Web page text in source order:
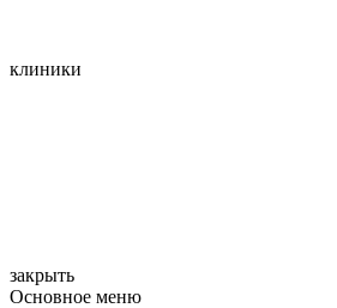
клиники
закрыть
Основное меню